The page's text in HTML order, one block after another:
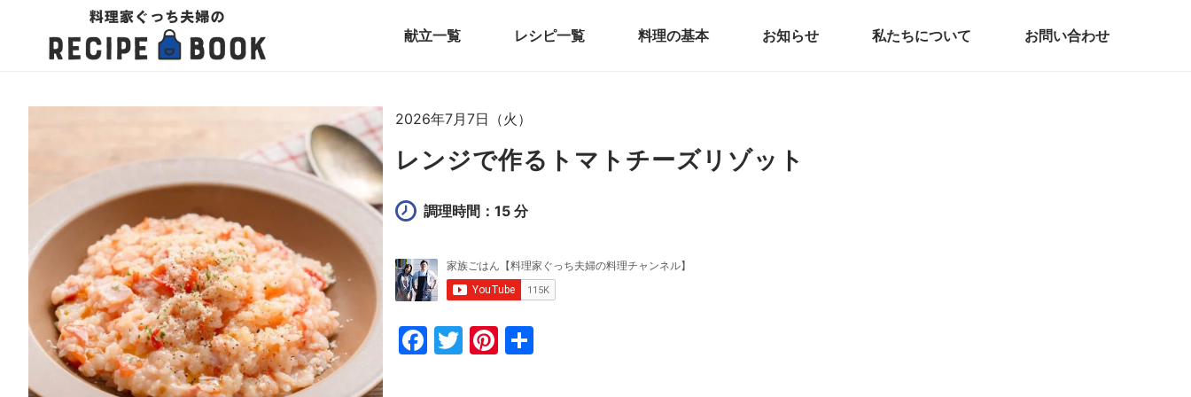
献立一覧 レシピ一覧 料理の基本 お知らせ 私たちについて お問い合わせ
2026年7月7日（火）
レンジで作るトマトチーズリゾット
調理時間：15 分
F
T
Pi